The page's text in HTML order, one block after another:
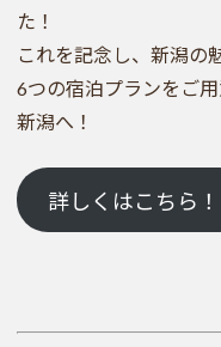
た！
これを記念し、新潟の
6つの宿泊プランをご
新潟へ！
詳しくはこちら！